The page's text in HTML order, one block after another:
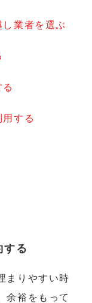
業者を選ぶ
する
する
まりやすい時
余裕をもって